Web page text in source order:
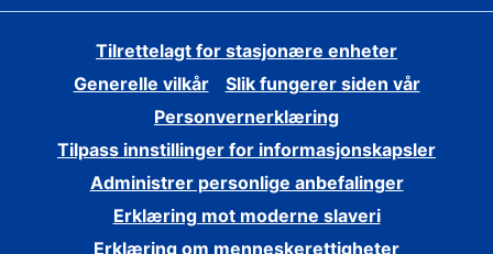
Tilrettelagt for stasjonære enheter
Generelle vilkår
Slik fungerer siden vår
Personvernerklæring
Tilpass innstillinger for informasjonskapsler
Administrer personlige anbefalinger
Erklæring mot moderne slaveri
Erklæring om menneskerettigheter